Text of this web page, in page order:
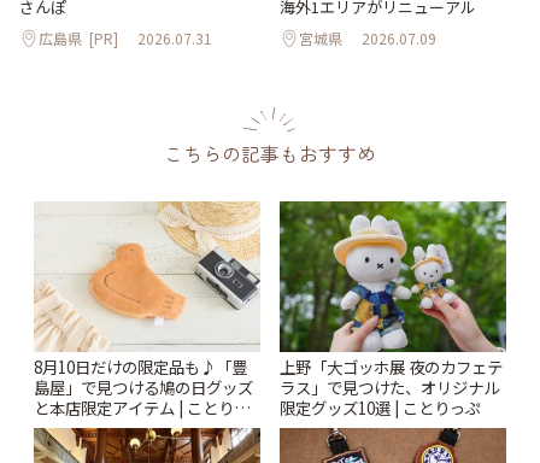
さんぽ
広島県 [PR] 2026.07.31
海外1エリアがリニューアル
宮城県 2026.07.09
こちらの記事もおすすめ
8月10日だけの限定品も♪「豊
島屋」で見つける鳩の日グッズ
と本店限定アイテム | ことりっ
ぷ
上野「大ゴッホ展 夜のカフェテ
ラス」で見つけた、オリジナル
限定グッズ10選 | ことりっぷ